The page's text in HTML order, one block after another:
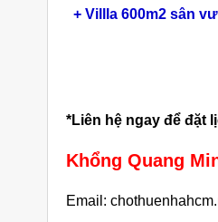
+ Villla 600m2 sân
*Liên hệ ngay để đặt
Khổng Quang
Email: